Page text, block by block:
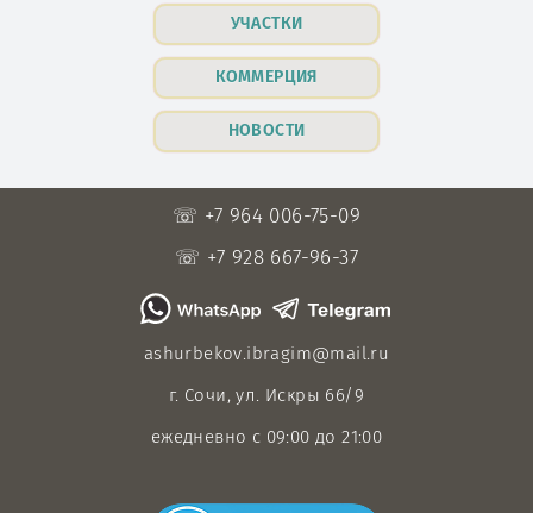
УЧАСТКИ
КОММЕРЦИЯ
НОВОСТИ
☏ +7 964 006-75-09
☏ +7 928 667-96-37
ashurbekov.ibragim@mail.ru
г. Сочи, ул. Искры 66/9
ежедневно с 09:00 до 21:00